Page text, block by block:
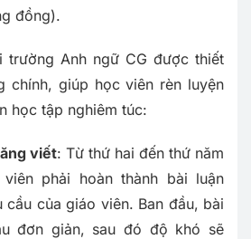
đồng).
trường Anh ngữ CG được thiết
chính, giúp học viên rèn luyện
học tập nghiêm túc:
viết: Từ thứ hai đến thứ năm
phải hoàn thành bài luận
cầu của giáo viên. Ban đầu, bài
đơn giản, sau đó độ khó sẽ